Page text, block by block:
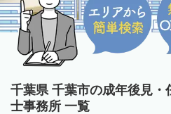
千葉県 千葉市の成年後見・
士事務所 一覧